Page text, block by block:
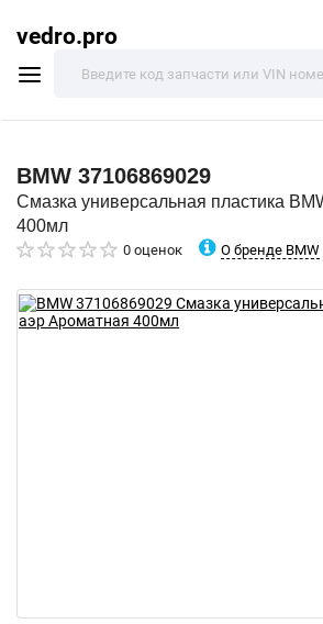
vedro.pro
BMW 37106869029
Смазка универсальная пластика
400мл
0 оценок О бренде BMW